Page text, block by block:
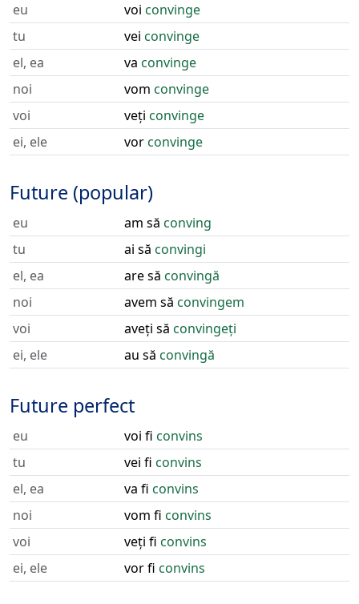
eu voi convinge
tu
vei convinge
el, ea
va convinge
noi
vom convinge
voi
veți convinge
ei, ele
vorconvinge
Future (popular)
eu am să conving
tu
ai să convingi
el, ea
are să convingă
noi
avem să convingem
voi
aveți să convingeți
ei, ele
au să convingă
Future perfect
eu voi fi convins
tu
vei fi convins
el, ea
va fi convins
noi
vom fi convins
voi
veți fi convins
ei, ele
vor fi convins